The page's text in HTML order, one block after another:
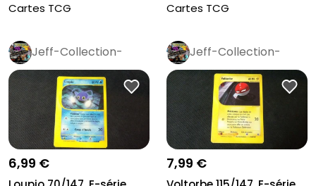
Cartes TCG
Cartes TCG
Jeff-Collection-
Rétro Pro
6,99 €
Jeff-Collection-
Rétro Pro
7,99 €